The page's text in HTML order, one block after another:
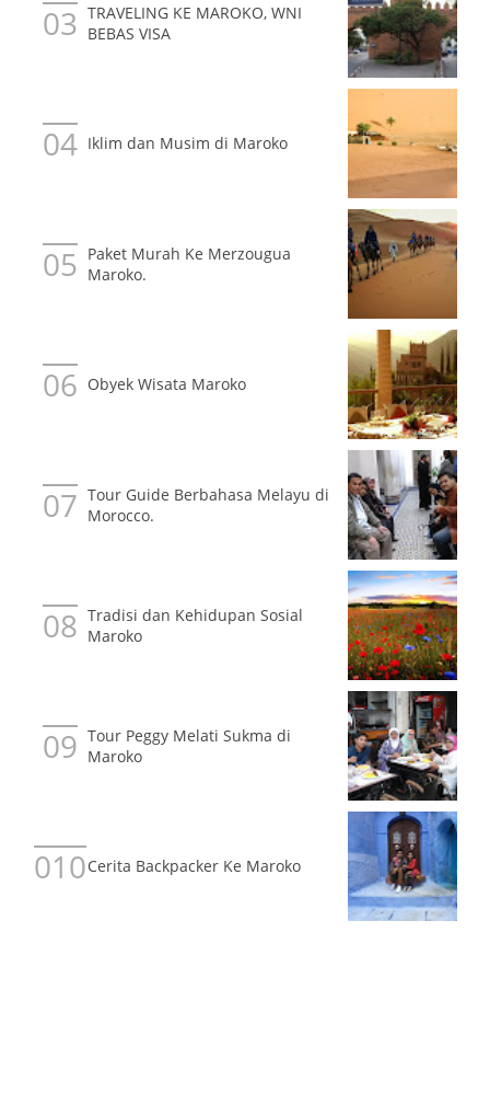
TRAVELING KE MAROKO, WNI
BEBAS VISA
Iklim dan Musim di Maroko
Paket Murah Ke Merzougua
Maroko.
Obyek Wisata Maroko
Tour Guide Berbahasa Melayu di
Morocco.
Tradisi dan Kehidupan Sosial
Maroko
Tour Peggy Melati Sukma di
Maroko
Cerita Backpacker Ke Maroko